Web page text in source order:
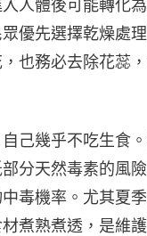
人體後可能轉化
優先選擇乾燥處
也務必去除花蕊
己幾乎不吃生食
分天然毒素的風
毒機率。尤其夏
煮熟煮透，是維